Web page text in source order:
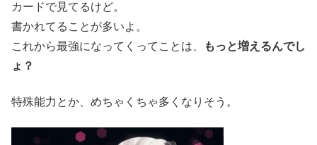
カードで見てるけど。
書かれてることが多いよ。
これから最強になってくってことは、
もっと増えるんでし
ょ？
特殊能力とか、めちゃくちゃ多くなりそう。